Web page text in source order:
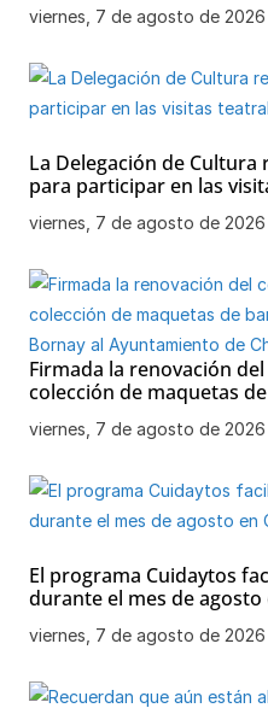
viernes, 7 de agosto de 2026
La Delegación de
para participar en las
de Chipiona
viernes, 7 de agosto de 2026
Firmada la renovación
colección de maquetas
Bornay al Ayuntamiento
viernes, 7 de agosto de 2026
El programa Cuidaytos
durante el mes de agosto
viernes, 7 de agosto de 2026